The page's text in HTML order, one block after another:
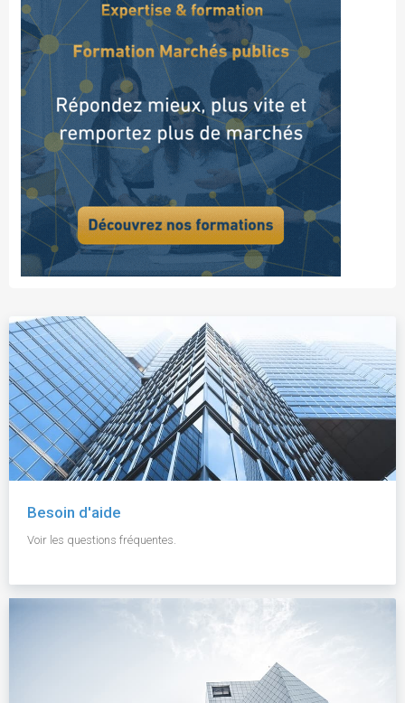
Besoin d'aide
Voir les questions fréquentes.